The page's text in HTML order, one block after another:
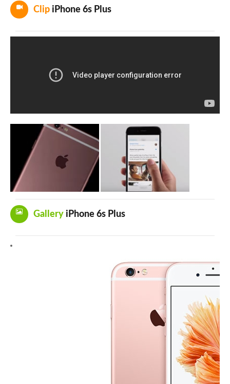
Clip iPhone 6s Plus
Gallery iPhone 6s Plus